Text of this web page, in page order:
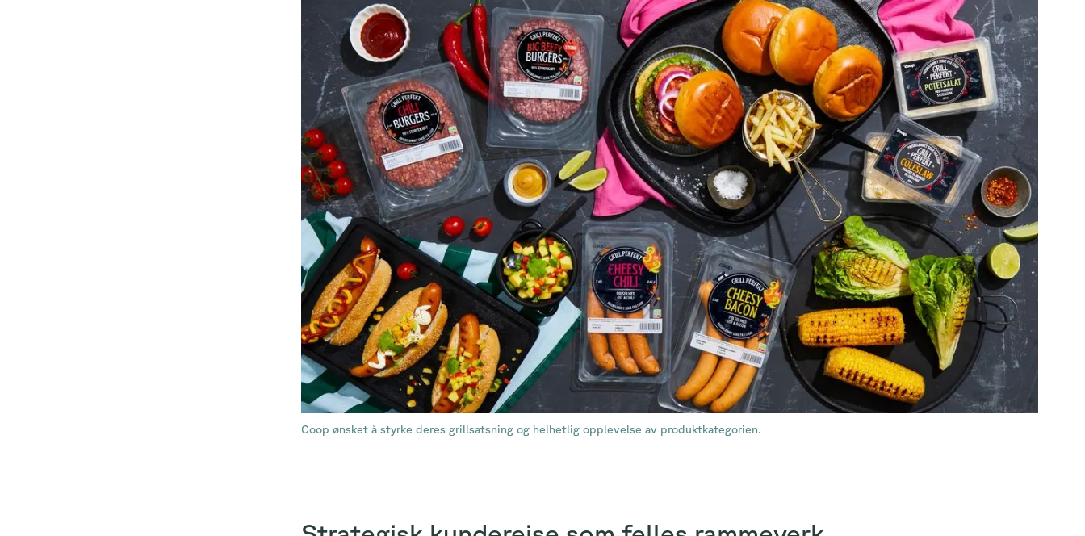
Coop ønsket å styrke deres grillsatsning og helhetlig opplevelse av produktkategorien.